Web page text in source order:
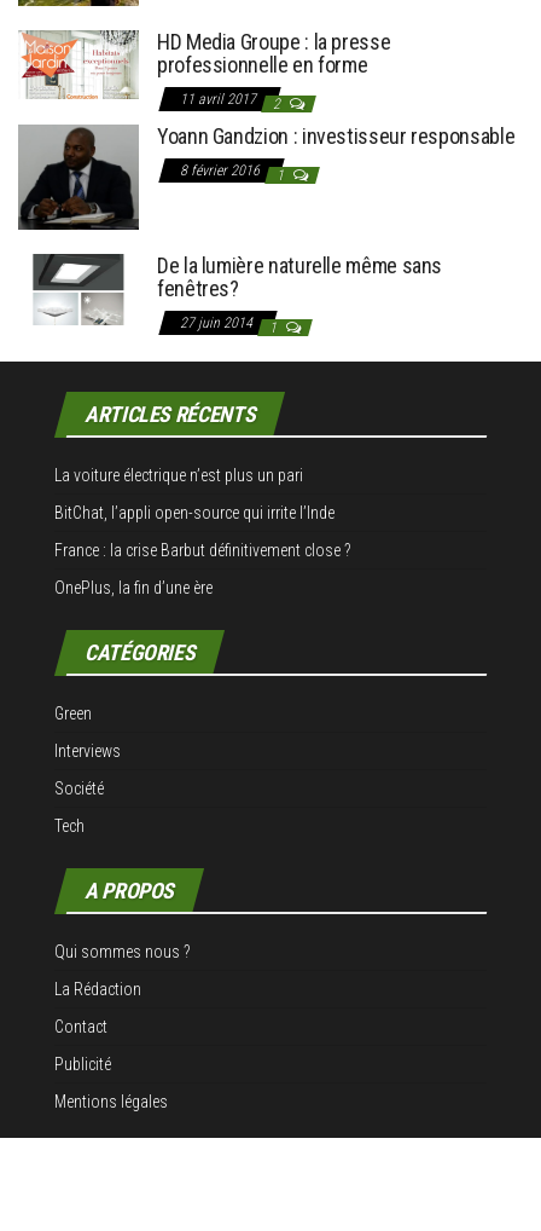
HD Media Groupe : la presse
professionnelle en forme
11 avril 2017 2
Yoann Gandzion : investisseur responsable
8 février 2016 1
De la lumière naturelle même sans
fenêtres?
27 juin 2014 1
ARTICLES RÉCENTS
La voiture électrique n’est plus un pari
BitChat, l’appli open-source qui irrite l’Inde
France : la crise Barbut définitivement close ?
OnePlus, la fin d’une ère
CATÉGORIES
Green
Interviews
Société
Tech
A PROPOS
Qui sommes nous ?
La Rédaction
Contact
Publicité
Mentions légales